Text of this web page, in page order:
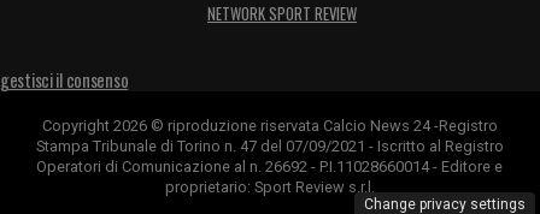
NETWORK SPORT REVIEW
gestisci il consenso
Copyright 2026 © riproduzione riservata Calcio News 24 -Registro
Stampa Tribunale di Torino n. 47 del 07/09/2021 - Iscritto al Registro
Operatori di Comunicazione al n. 26692 - P.I.11028660014 - Editore e
proprietario: Sport Review s.r.l.
Change privacy settings